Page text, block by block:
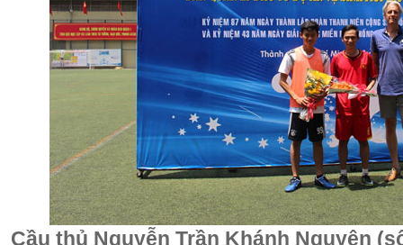
Cầu thủ Nguyễn Trần Khánh Nguyên